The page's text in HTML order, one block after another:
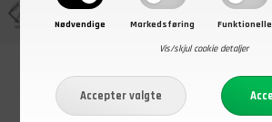
Nødvendige Markedsføring Funktionelle
Vis/skjul cookie detaljer